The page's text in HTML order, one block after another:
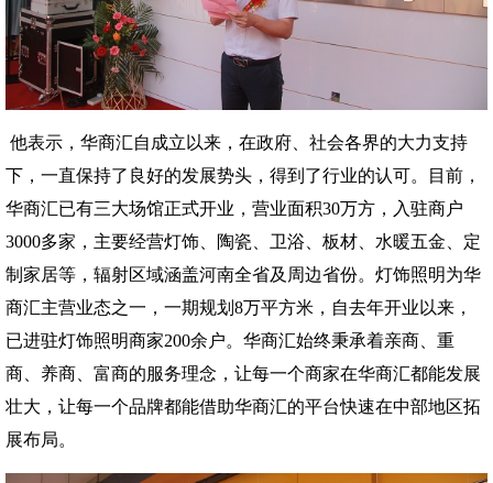
他表示，华商汇自成立以来，在政府、社会各界的大力支持
下，一直保持了良好的发展势头，得到了行业的认可。目前，
华商汇已有三大场馆正式开业，营业面积30万方，入驻商户
3000多家，主要经营灯饰、陶瓷、卫浴、板材、水暖五金、定
制家居等，辐射区域涵盖河南全省及周边省份。灯饰照明为华
商汇主营业态之一，一期规划8万平方米，自去年开业以来，
已进驻灯饰照明商家200余户。华商汇始终秉承着亲商、重
商、养商、富商的服务理念，让每一个商家在华商汇都能发展
壮大，让每一个品牌都能借助华商汇的平台快速在中部地区拓
展布局。